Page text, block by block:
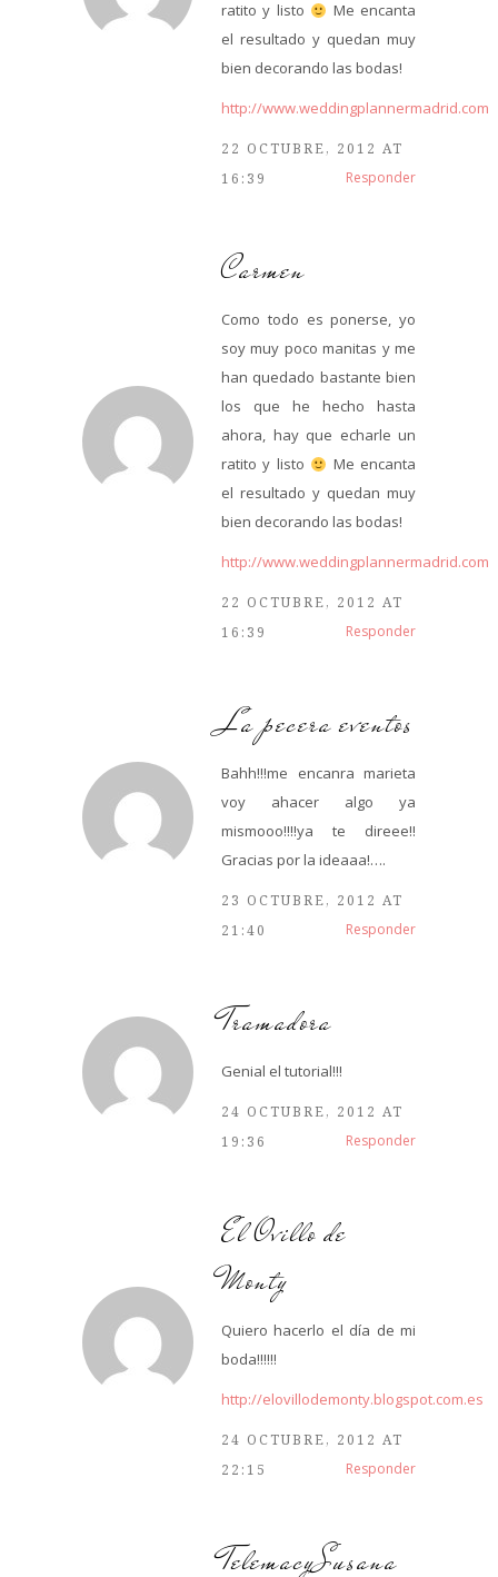
ratito y listo
Me encanta
el resultado y quedan muy
bien decorando las bodas!
http://www.weddingplannermadrid.com
22 OCTUBRE, 2012 AT
16:39
Responder
Carmen
Como todo es ponerse, yo
soy muy poco manitas y me
han quedado bastante bien
los que he hecho hasta
ahora, hay que echarle un
ratito y listo
Me encanta
el resultado y quedan muy
bien decorando las bodas!
http://www.weddingplannermadrid.com
22 OCTUBRE, 2012 AT
16:39
Responder
La pecera eventos
Bahh!!!me encanra marieta
voy ahacer algo ya
mismooo!!!!ya te direee!!
Gracias por la ideaaa!….
23 OCTUBRE, 2012 AT
21:40
Responder
Tramadora
Genial el tutorial!!!
24 OCTUBRE, 2012 AT
19:36
Responder
El Ovillo de
Monty
Quiero hacerlo el día de mi
boda!!!!!!
http://elovillodemonty.blogspot.com.es
24 OCTUBRE, 2012 AT
22:15
Responder
TelemacySusana